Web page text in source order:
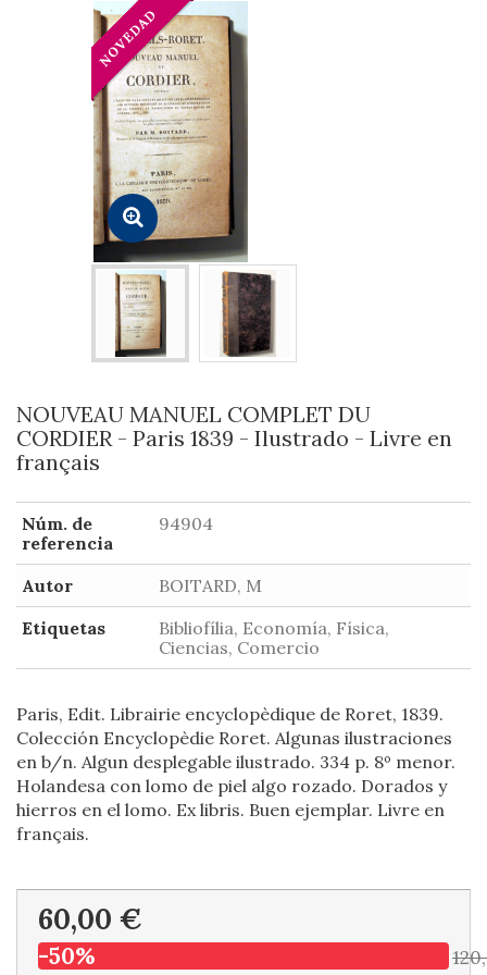
NOUVEAU MANUEL COMPLET DU
CORDIER - Paris 1839 - Ilustrado - Livre en
français
Núm. de
referencia
94904
Autor
BOITARD, M
Etiquetas
Bibliofília, Economía, Física,
Ciencias, Comercio
Paris, Edit. Librairie encyclopèdique de Roret, 1839.
Colección Encyclopèdie Roret. Algunas ilustraciones
en b/n. Algun desplegable ilustrado. 334 p. 8º menor.
Holandesa con lomo de piel algo rozado. Dorados y
hierros en el lomo. Ex libris. Buen ejemplar. Livre en
français.
60,00 €
-50%